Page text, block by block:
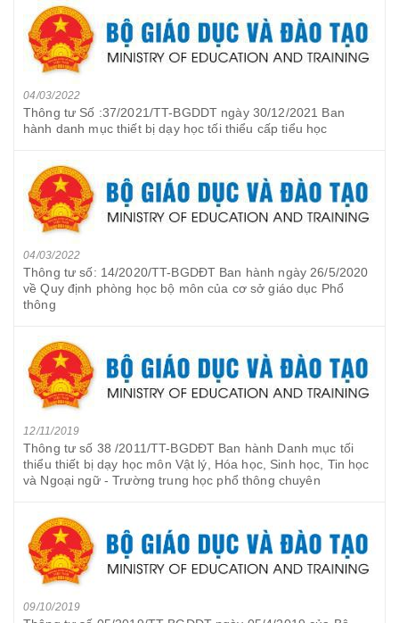
04/03/2022
Thông tư Số :37/2021/TT-BGDDT ngày 30/12/2021 Ban
hành danh mục thiết bị dạy học tối thiểu cấp tiểu học
04/03/2022
Thông tư số: 14/2020/TT-BGDĐT Ban hành ngày 26/5/2020
về Quy định phòng học bộ môn của cơ sở giáo dục Phổ
thông
12/11/2019
Thông tư số 38 /2011/TT-BGDĐT Ban hành Danh mục tối
thiểu thiết bị dạy học môn Vật lý, Hóa học, Sinh học, Tin học
và Ngoại ngữ - Trường trung học phổ thông chuyên
09/10/2019